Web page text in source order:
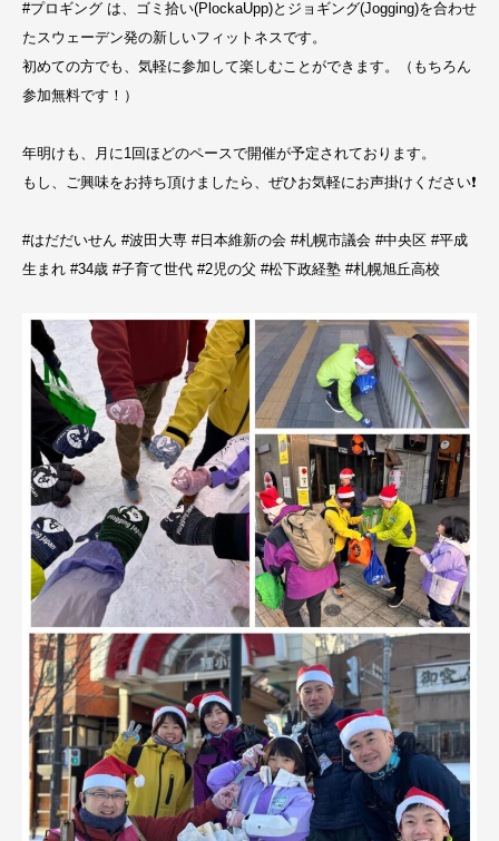
#プロギング は、ゴミ拾い(PlockaUpp)とジョギング(Jogging)を合わせ
たスウェーデン発の新しいフィットネスです。
初めての方でも、気軽に参加して楽しむことができます。（もちろん
参加無料です！）
年明けも、月に1回ほどのペースで開催が予定されております。
もし、ご興味をお持ち頂けましたら、ぜひお気軽にお声掛けください❗️
#はだだいせん #波田大専 #日本維新の会 #札幌市議会 #中央区 #平成
生まれ #34歳 #子育て世代 #2児の父 #松下政経塾 #札幌旭丘高校